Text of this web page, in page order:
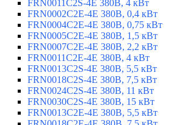
FRN0011C2S-4E 380В, 4 кВт
FRN0002C2E-4E 380В, 0,4 кВт
FRN0004C2E-4E 380В, 0,75 кВт
FRN0005C2E-4E 380В, 1,5 кВт
FRN0007C2E-4E 380В, 2,2 кВт
FRN0011C2E-4E 380В, 4 кВт
FRN0013C2S-4E 380В, 5,5 кВт
FRN0018C2S-4E 380В, 7,5 кВт
FRN0024C2S-4E 380В, 11 кВт
FRN0030C2S-4E 380В, 15 кВт
FRN0013C2E-4E 380В, 5,5 кВт